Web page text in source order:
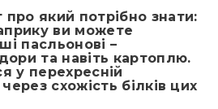
який потрібно знати:
ви можете
пасльонові –
та навіть картоплю.
у перехресній
схожість білків цих